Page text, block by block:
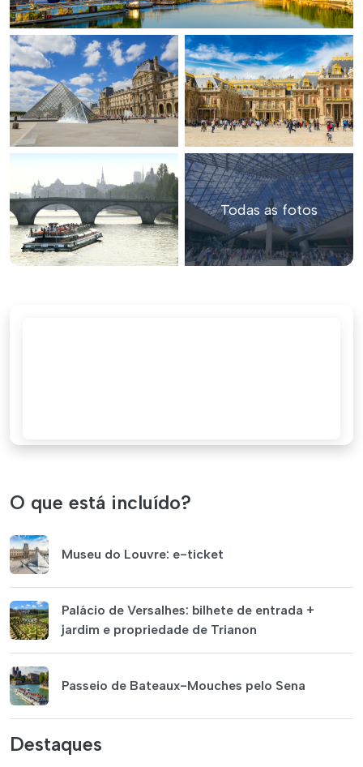
Todas as fotos
O que está incluído?
Museu do Louvre: e-ticket
Palácio de Versalhes: bilhete de entrada +
jardim e propriedade de Trianon
Passeio de Bateaux-Mouches pelo Sena
Destaques